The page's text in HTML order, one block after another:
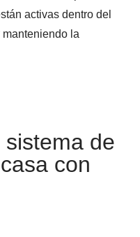
activas dentro del
manteniendo la
de
con